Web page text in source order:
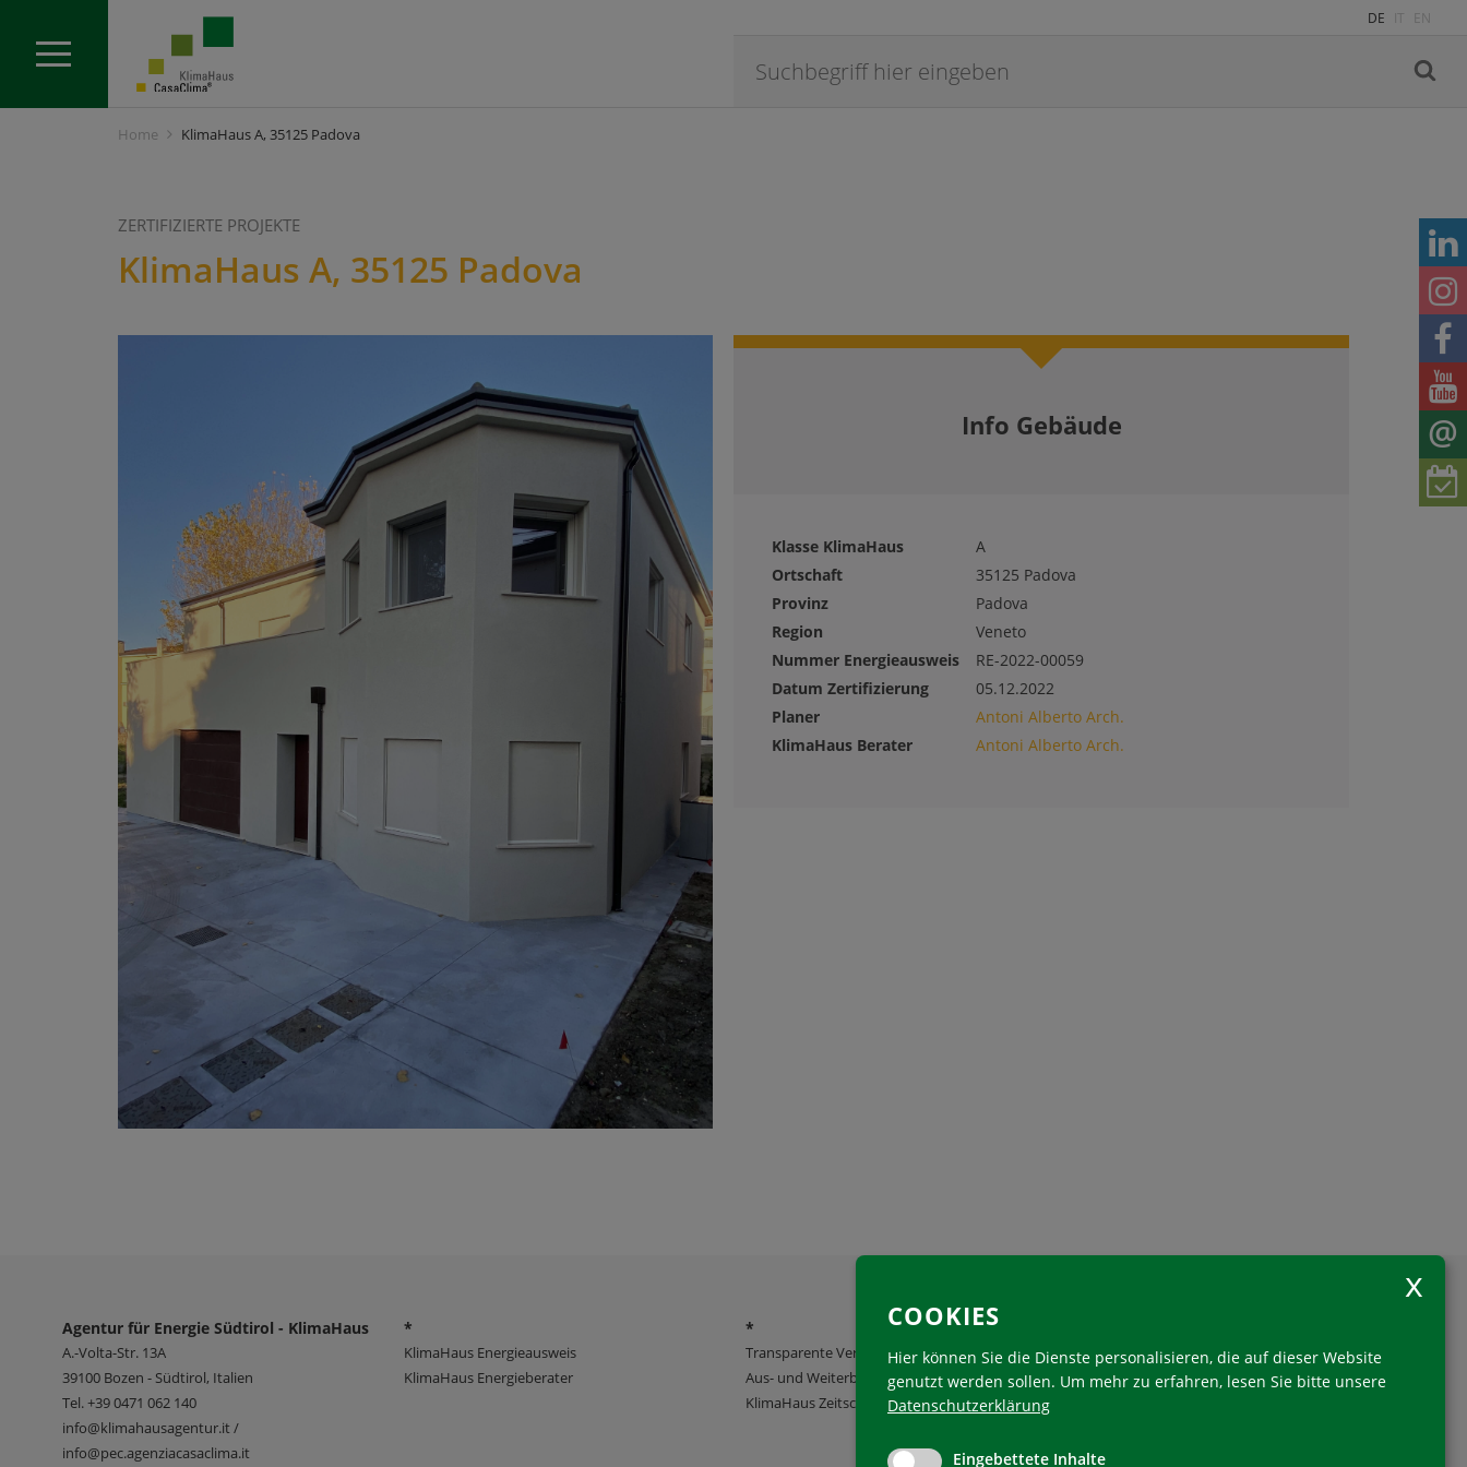
DE IT EN
Home KlimaHaus A, 35125 Padova
ZERTIFIZIERTE PROJEKTE
KlimaHaus A, 35125 Padova
Info Gebäude
Klasse KlimaHaus
A
Ortschaft
35125 Padova
Provinz
Padova
Region
Veneto
Nummer Energieausweis
RE-2022-00059
Datum Zertifizierung
05.12.2022
Planer
Antoni Alberto Arch.
KlimaHaus Berater
Antoni Alberto Arch.
Agentur für Energie Südtirol - KlimaHaus
A.-Volta-Str. 13A
39100 Bozen - Südtirol, Italien
Tel.+39 0471 062 140
info@klimahausagentur.it /
info@pec.agenziacasaclima.it
*
KlimaHaus Energieausweis
KlimaHaus Energieberater
*
Transparente Verwaltung
Aus- und Weiterbildung
KlimaHaus Zeitschriften
COOKIES
Hier können Sie die Dienste personalisieren, die auf dieser Website
genutzt werden sollen. Um mehr zu erfahren, lesen Sie bitte unsere
Datenschutzerklärung
Eingebettete Inhalte